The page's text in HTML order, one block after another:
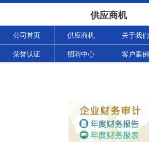
供应商机
公司首页 供应商机 关于我们
荣誉认证 招聘中心 客户案例